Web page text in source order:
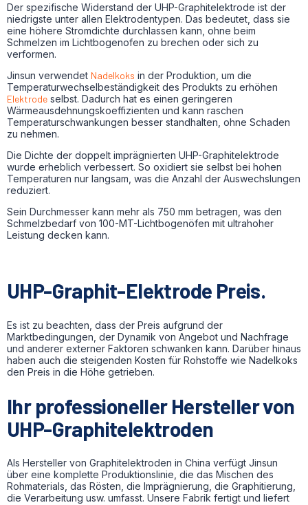
Der spezifische Widerstand der UHP-Graphitelektrode ist der
niedrigste unter allen Elektrodentypen. Das bedeutet, dass sie
eine höhere Stromdichte durchlassen kann, ohne beim
Schmelzen im Lichtbogenofen zu brechen oder sich zu
verformen.
Jinsun verwendet Nadelkoks in der Produktion, um die
Temperaturwechselbeständigkeit des Produkts zu erhöhen
Elektrode selbst. Dadurch hat es einen geringeren
Wärmeausdehnungskoeffizienten und kann raschen
Temperaturschwankungen besser standhalten, ohne Schaden
zu nehmen.
Die Dichte der doppelt imprägnierten UHP-Graphitelektrode
wurde erheblich verbessert. So oxidiert sie selbst bei hohen
Temperaturen nur langsam, was die Anzahl der Auswechslungen
reduziert.
Sein Durchmesser kann mehr als 750 mm betragen, was den
Schmelzbedarf von 100-MT-Lichtbogenöfen mit ultrahoher
Leistung decken kann.
UHP-Graphit-Elektrode Preis.
Es ist zu beachten, dass der Preis aufgrund der
Marktbedingungen, der Dynamik von Angebot und Nachfrage
und anderer externer Faktoren schwanken kann. Darüber hinaus
haben auch die steigenden Kosten für Rohstoffe wie Nadelkoks
den Preis in die Höhe getrieben.
Ihr professioneller Hersteller von
UHP-Graphitelektroden
Als Hersteller von Graphitelektroden in China verfügt Jinsun
über eine komplette Produktionslinie, die das Mischen des
Rohmaterials, das Rösten, die Imprägnierung, die Graphitierung,
die Verarbeitung usw. umfasst. Unsere Fabrik fertigt und liefert